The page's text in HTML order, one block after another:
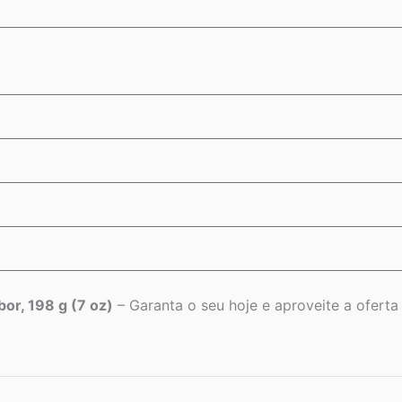
198 g (7 oz) – Garanta o seu hoje e aproveite a